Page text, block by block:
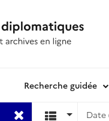
Recherche guidée
Date